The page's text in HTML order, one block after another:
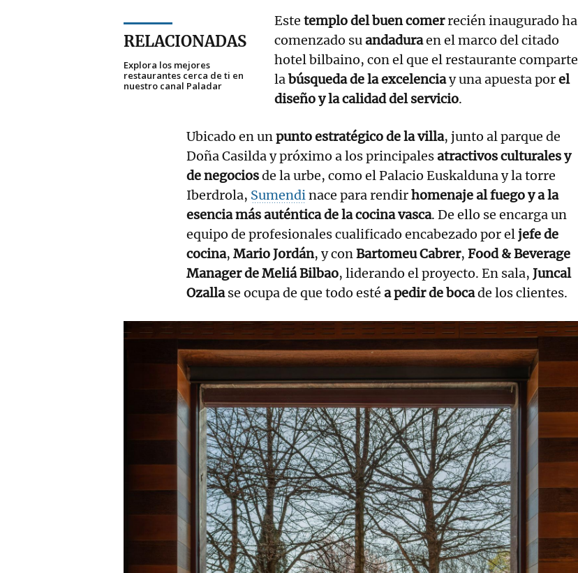
RELACIONADAS
Explora los mejores
restaurantes cerca de ti en
nuestro canal Paladar
Estetemplo del buen comerrecién inaugurado ha
comenzado suandaduraen el marco del citado
hotel bilbaino, con el que el restaurante comparte
labúsqueda de la excelenciay una apuesta porel
diseño y la calidad del servicio.
Ubicado en unpunto estratégico de la villa, junto al parque de
Doña Casilda y próximo a los principalesatractivos culturales y
de negociosde la urbe, como el Palacio Euskalduna y la torre
Iberdrola, Sumendinace para rendirhomenaje al fuego y a la
esencia más auténtica de la cocina vasca. De ello se encarga un
equipo de profesionales cualificado encabezado por eljefe de
cocina, Mario Jordán, y conBartomeu Cabrer, Food & Beverage
Manager de Meliá Bilbao, liderando el proyecto. En sala, Juncal
Ozallase ocupa de que todo esté a pedir de bocade los clientes.